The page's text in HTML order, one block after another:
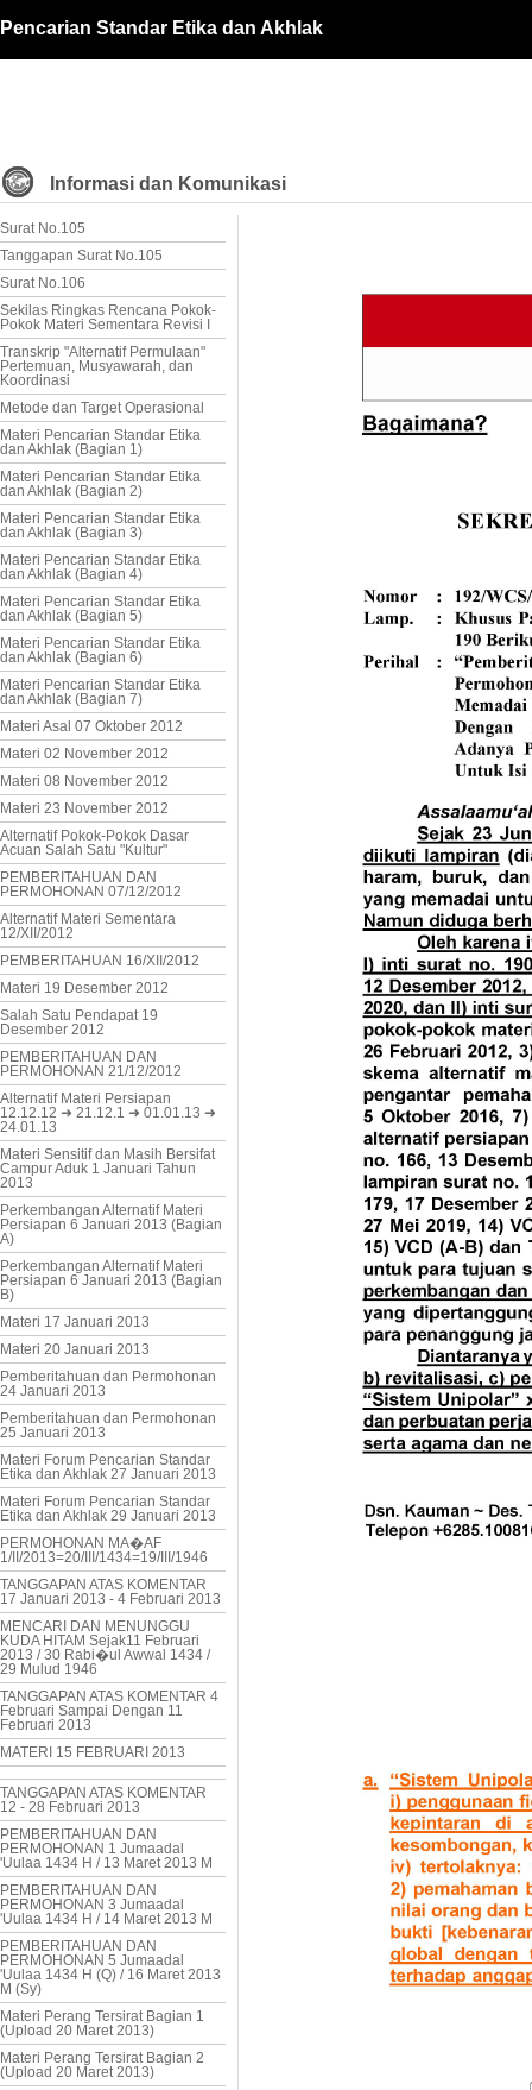
Pencarian Standar Etika dan Akhlak
Informasi dan Komunikasi
Surat No.105
Tanggapan Surat No.105
Surat No.106
Sekilas Ringkas Rencana Pokok-
Pokok Materi Sementara Revisi I
Transkrip "Alternatif Permulaan"
Pertemuan, Musyawarah, dan
Koordinasi
Metode dan Target Operasional
Materi Pencarian Standar Etika
dan Akhlak (Bagian 1)
Materi Pencarian Standar Etika
dan Akhlak (Bagian 2)
Materi Pencarian Standar Etika
dan Akhlak (Bagian 3)
Materi Pencarian Standar Etika
dan Akhlak (Bagian 4)
Materi Pencarian Standar Etika
dan Akhlak (Bagian 5)
Materi Pencarian Standar Etika
dan Akhlak (Bagian 6)
Materi Pencarian Standar Etika
dan Akhlak (Bagian 7)
Materi Asal 07 Oktober 2012
Materi 02 November 2012
Materi 08 November 2012
Materi 23 November 2012
Alternatif Pokok-Pokok Dasar
Acuan Salah Satu "Kultur"
PEMBERITAHUAN DAN
PERMOHONAN 07/12/2012
Alternatif Materi Sementara
12/XII/2012
PEMBERITAHUAN 16/XII/2012
Materi 19 Desember 2012
Salah Satu Pendapat 19
Desember 2012
PEMBERITAHUAN DAN
PERMOHONAN 21/12/2012
Alternatif Materi Persiapan
12.12.12 ➜ 21.12.1 ➜ 01.01.13 ➜
24.01.13
Materi Sensitif dan Masih Bersifat
Campur Aduk 1 Januari Tahun
2013
Perkembangan Alternatif Materi
Persiapan 6 Januari 2013 (Bagian
A)
Perkembangan Alternatif Materi
Persiapan 6 Januari 2013 (Bagian
B)
Materi 17 Januari 2013
Materi 20 Januari 2013
Pemberitahuan dan Permohonan
24 Januari 2013
Pemberitahuan dan Permohonan
25 Januari 2013
Materi Forum Pencarian Standar
Etika dan Akhlak 27 Januari 2013
Materi Forum Pencarian Standar
Etika dan Akhlak 29 Januari 2013
PERMOHONAN MA�AF
1/II/2013=20/III/1434=19/III/1946
TANGGAPAN ATAS KOMENTAR
17 Januari 2013 - 4 Februari 2013
MENCARI DAN MENUNGGU
KUDA HITAM Sejak11 Februari
2013 / 30 Rabi�ul Awwal 1434 /
29 Mulud 1946
TANGGAPAN ATAS KOMENTAR 4
Februari Sampai Dengan 11
Februari 2013
MATERI 15 FEBRUARI 2013
TANGGAPAN ATAS KOMENTAR
12 - 28 Februari 2013
PEMBERITAHUAN DAN
PERMOHONAN 1 Jumaadal
'Uulaa 1434 H / 13 Maret 2013 M
PEMBERITAHUAN DAN
PERMOHONAN 3 Jumaadal
'Uulaa 1434 H / 14 Maret 2013 M
PEMBERITAHUAN DAN
PERMOHONAN 5 Jumaadal
'Uulaa 1434 H (Q) / 16 Maret 2013
M (Sy)
Materi Perang Tersirat Bagian 1
(Upload 20 Maret 2013)
Materi Perang Tersirat Bagian 2
(Upload 20 Maret 2013)